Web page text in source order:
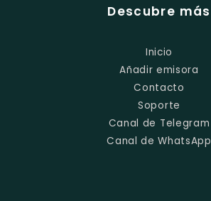
Descubre más
Inicio
Añadir emisora
Contacto
Soporte
Canal de Telegram
Canal de WhatsApp